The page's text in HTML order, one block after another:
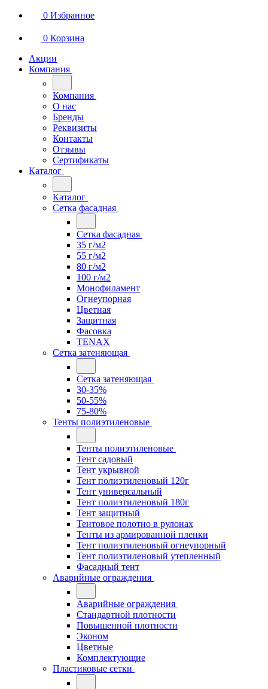
0 Избранное
0 Корзина
Акции
Компания
Компания
О нас
Бренды
Реквизиты
Контакты
Отзывы
Сертификаты
Каталог
Каталог
Сетка фасадная
Сетка фасадная
35 г/м2
55 г/м2
80 г/м2
100 г/м2
Монофиламент
Огнеупорная
Цветная
Защитная
Фасовка
TENAX
Сетка затеняющая
Сетка затеняющая
30-35%
50-55%
75-80%
Тенты полиэтиленовые
Тенты полиэтиленовые
Тент садовый
Тент укрывной
Тент полиэтиленовый 120г
Тент универсальный
Тент полиэтиленовый 180г
Тент защитный
Тентовое полотно в рулонах
Тенты из армированной пленки
Тент полиэтиленовый огнеупорный
Тент полиэтиленовый утепленный
Фасадный тент
Аварийные ограждения
Аварийные ограждения
Стандартной плотности
Повышенной плотности
Эконом
Цветные
Комплектующие
Пластиковые сетки